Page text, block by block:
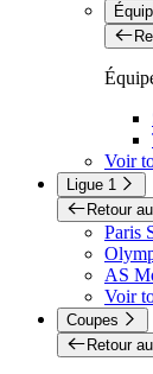
Voir
Ligue 1
Retour
Paris
AS
Voir
Coupes
Retour